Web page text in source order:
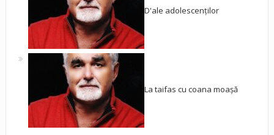
D'ale adolescenților
La taifas cu coana moașă